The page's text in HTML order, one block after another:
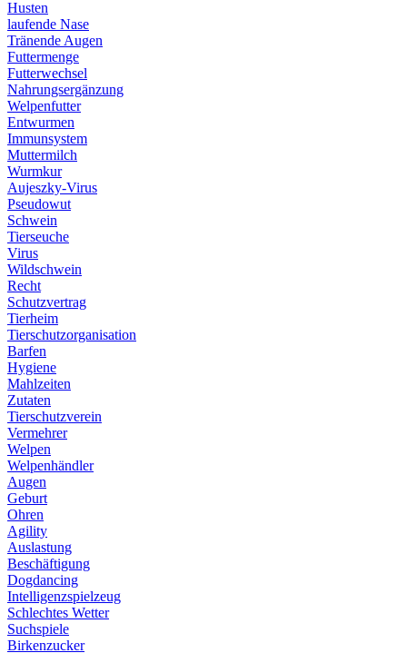
Husten
laufende Nase
Tränende Augen
Futtermenge
Futterwechsel
Nahrungsergänzung
Welpenfutter
Entwurmen
Immunsystem
Muttermilch
Wurmkur
Aujeszky-Virus
Pseudowut
Schwein
Tierseuche
Virus
Wildschwein
Recht
Schutzvertrag
Tierheim
Tierschutzorganisation
Barfen
Hygiene
Mahlzeiten
Zutaten
Tierschutzverein
Vermehrer
Welpen
Welpenhändler
Augen
Geburt
Ohren
Agility
Auslastung
Beschäftigung
Dogdancing
Intelligenzspielzeug
Schlechtes Wetter
Suchspiele
Birkenzucker